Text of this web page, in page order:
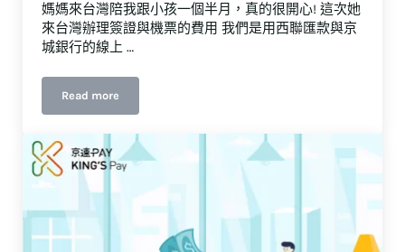
媽媽來台灣陪我跟小孩一個半月，真的很開心! 這次她
來台灣辦理簽證與機票的費用 我們是用西聯匯款與京
城銀行的線上 …
Read more如何透過線上匯款服務，快速匯款到越南帳戶? (含簡易教學)